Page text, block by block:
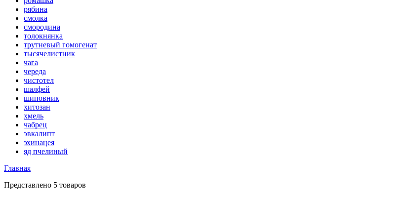
рябина
смолка
смородина
толокнянка
трутневый гомогенат
тысячелистник
чага
череда
чистотел
шалфей
шиповник
хитозан
хмель
чабрец
эвкалипт
эхинацея
яд пчелиный
Главная
Представлено 5 товаров